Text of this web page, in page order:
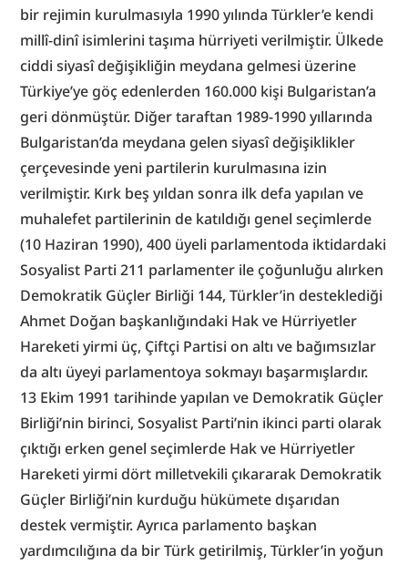
bir rejimin kurulmasıyla 1990 yılında Türkler’e kendi
millî-dinî isimlerini taşıma hürriyeti verilmiştir. Ülkede
ciddi siyasî değişikliğin meydana gelmesi üzerine
Türkiye’ye göç edenlerden 160.000 kişi Bulgaristan’a
geri dönmüştür. Diğer taraftan 1989-1990 yıllarında
Bulgaristan’da meydana gelen siyasî değişiklikler
çerçevesinde yeni partilerin kurulmasına izin
verilmiştir. Kırk beş yıldan sonra ilk defa yapılan ve
muhalefet partilerinin de katıldığı genel seçimlerde
(10 Haziran 1990), 400 üyeli parlamentoda iktidardaki
Sosyalist Parti 211 parlamenter ile çoğunluğu alırken
Demokratik Güçler Birliği 144, Türkler’in desteklediği
Ahmet Doğan başkanlığındaki Hak ve Hürriyetler
Hareketi yirmi üç, Çiftçi Partisi on altı ve bağımsızlar
da altı üyeyi parlamentoya sokmayı başarmışlardır.
13 Ekim 1991 tarihinde yapılan ve Demokratik Güçler
Birliği’nin birinci, Sosyalist Parti’nin ikinci parti olarak
çıktığı erken genel seçimlerde Hak ve Hürriyetler
Hareketi yirmi dört milletvekili çıkararak Demokratik
Güçler Birliği’nin kurduğu hükümete dışarıdan
destek vermiştir. Ayrıca parlamento başkan
yardımcılığına da bir Türk getirilmiş, Türkler’in yoğun